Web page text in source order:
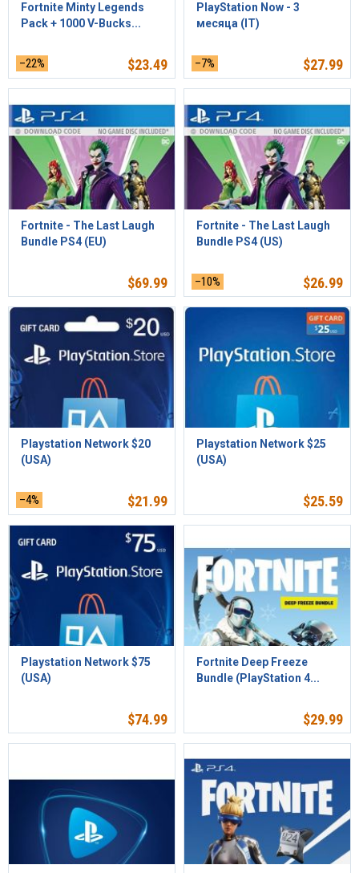
Fortnite Minty Legends
Pack + 1000 V-Bucks...
–22% $23.49
PlayStation Now - 3
месяца (IT)
–7% $27.99
Fortnite - The Last Laugh
Bundle PS4 (EU)
$69.99
Fortnite - The Last Laugh
Bundle PS4 (US)
–10% $26.99
Playstation Network $20
(USA)
–4% $21.99
Playstation Network $25
(USA)
$25.59
Playstation Network $75
(USA)
$74.99
Fortnite Deep Freeze
Bundle (PlayStation 4...
$29.99